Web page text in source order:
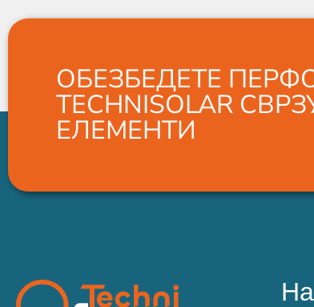
ОБЕЗБЕДЕТЕ
TECHNISOLAR
ЕЛЕМЕНТИ